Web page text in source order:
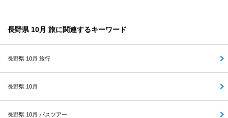
長野県 10月 旅に関連するキーワード
長野県 10月 旅行
長野県 10月
長野県 10月 バスツアー